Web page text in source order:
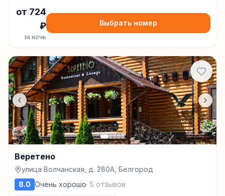
от 724
₽
за ночь
Выбрать номер
Веретено
улица Волчанская, д. 280А, Белгород
8.0 Очень хорошо· 5 отзывов